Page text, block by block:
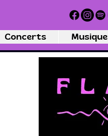
Concerts Musique